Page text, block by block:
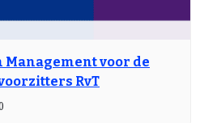
Management voor de
RvT